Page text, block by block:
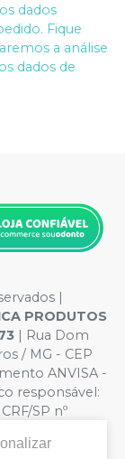
dados
Fique
a análise
dados de
|
PRODUTOS
| Rua Dom
/ MG - CEP
ANVISA -
responsável:
SP nº
da loja